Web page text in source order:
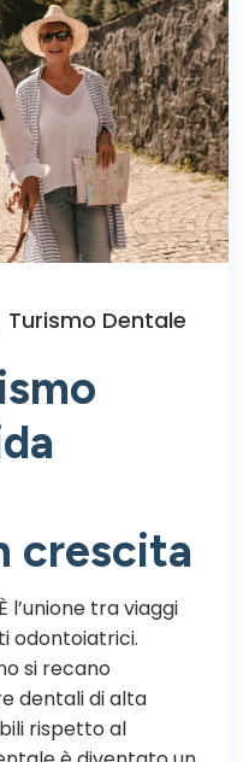
Turismo Dentale
crescita
l’unione tra viaggi
odontoiatrici.
si recano
dentali di alta
rispetto al